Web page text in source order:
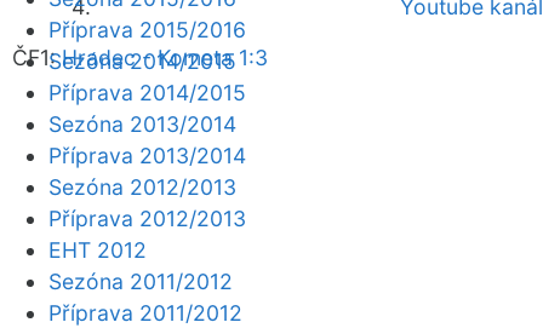
Youtube kanál
ČF1:Hradec - Kometa 1:3
Příprava 2015/2016
Sezóna 2014/2015
Příprava 2014/2015
Sezóna 2013/2014
Příprava 2013/2014
Sezóna 2012/2013
Příprava 2012/2013
EHT 2012
Sezóna 2011/2012
Příprava 2011/2012